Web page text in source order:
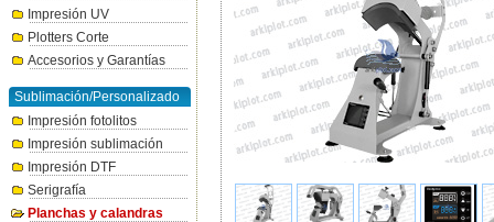
Impresión UV
Plotters Corte
Accesorios y Garantías
Sublimación/Personalizado
Impresión fotolitos
Impresión sublimación
Impresión DTF
Serigrafía
Planchas y calandras